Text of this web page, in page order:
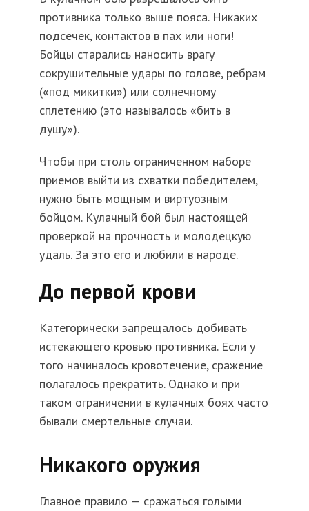
противника только выше пояса. Никаких
подсечек, контактов в пах или ноги!
Бойцы старались наносить врагу
сокрушительные удары по голове, ребрам
(«под микитки») или солнечному
сплетению (это называлось «бить в
душу»).
Чтобы при столь ограниченном наборе
приемов выйти из схватки победителем,
нужно быть мощным и виртуозным
бойцом. Кулачный бой был настоящей
проверкой на прочность и молодецкую
удаль. За это его и любили в народе.
До первой крови
Категорически запрещалось добивать
истекающего кровью противника. Если у
того начиналось кровотечение, сражение
полагалось прекратить. Однако и при
таком ограничении в кулачных боях часто
бывали смертельные случаи.
Никакого оружия
Главное правило — сражаться голыми